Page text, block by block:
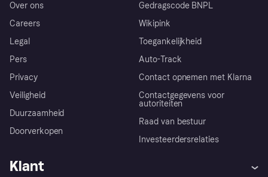
Over ons
Careers
Legal
Pers
Privacy
Veiligheid
Duurzaamheid
Doorverkopen
Gedragscode BNPL
Wikipink
Toegankelijkheid
Auto-Track
Contact opnemen met Klarna
Contactgegevens voor
autoriteiten
Raad van bestuur
Investeerdersrelaties
Klant